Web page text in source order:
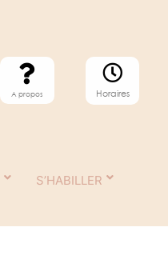
A propos Horaires
S’HABILLER